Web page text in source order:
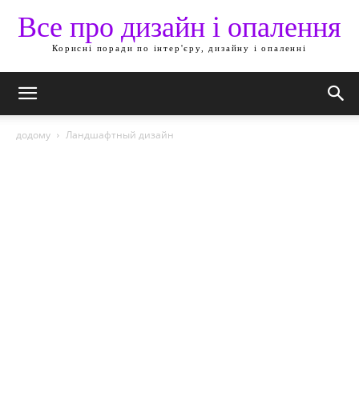
Все про дизайн і опалення
Корисні поради по інтер'єру, дизайну і опаленні
додому Ландшафтный дизайн